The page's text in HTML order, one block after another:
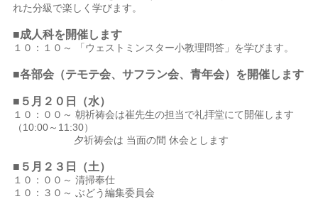
れた分級で楽しく学びます。
■成人科を開催します
１０：１０～ 「ウェストミンスター小教理問答」を学びます。
■各部会（テモテ会、サフラン会、青年会）を開催します
■５月２０日（水）
１０：００～ 朝祈祷会は崔先生の担当で礼拝堂にて開催します
（10:00～11:30）
夕祈祷会は 当面の間 休会とします
■５月２３日（土）
１０：００～ 清掃奉仕
１０：３０～ ぶどう編集委員会